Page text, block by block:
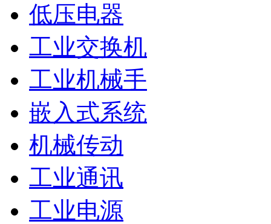
低压电器
工业交换机
工业机械手
嵌入式系统
机械传动
工业通讯
工业电源